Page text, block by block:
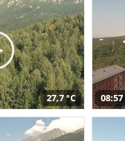
27,7 °C 08:57